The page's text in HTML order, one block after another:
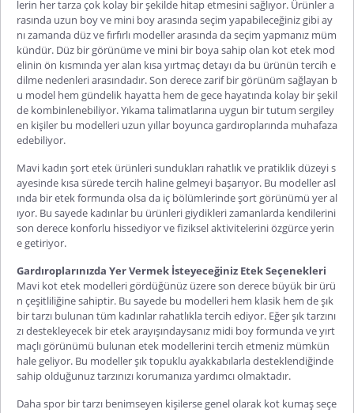
lerin her tarza çok kolay bir şekilde hitap etmesini sağlıyor. Ürünler a
rasında uzun boy ve mini boy arasında seçim yapabileceğiniz gibi ay
nı zamanda düz ve fırfırlı modeller arasında da seçim yapmanız müm
kündür. Düz bir görünüme ve mini bir boya sahip olan kot etek mod
elinin ön kısmında yer alan kısa yırtmaç detayı da bu ürünün tercih e
dilme nedenleri arasındadır. Son derece zarif bir görünüm sağlayan b
u model hem gündelik hayatta hem de gece hayatında kolay bir şekil
de kombinlenebiliyor. Yıkama talimatlarına uygun bir tutum sergiley
en kişiler bu modelleri uzun yıllar boyunca gardıroplarında muhafaza
edebiliyor.
Mavi kadın şort etek ürünleri sundukları rahatlık ve pratiklik düzeyi s
ayesinde kısa sürede tercih haline gelmeyi başarıyor. Bu modeller asl
ında bir etek formunda olsa da iç bölümlerinde şort görünümü yer al
ıyor. Bu sayede kadınlar bu ürünleri giydikleri zamanlarda kendilerini
son derece konforlu hissediyor ve fiziksel aktivitelerini özgürce yerin
e getiriyor.
Gardıroplarınızda Yer Vermek İsteyeceğiniz Etek Seçenekleri
Mavi kot etek modelleri gördüğünüz üzere son derece büyük bir ürü
n çeşitliliğine sahiptir. Bu sayede bu modelleri hem klasik hem de şık
bir tarzı bulunan tüm kadınlar rahatlıkla tercih ediyor. Eğer şık tarzını
zı destekleyecek bir etek arayışındaysanız midi boy formunda ve yırt
maçlı görünümü bulunan etek modellerini tercih etmeniz mümkün
hale geliyor. Bu modeller şık topuklu ayakkabılarla desteklendiğinde
sahip olduğunuz tarzınızı korumanıza yardımcı olmaktadır.
Daha spor bir tarzı benimseyen kişilerse genel olarak kot kumaş seçe